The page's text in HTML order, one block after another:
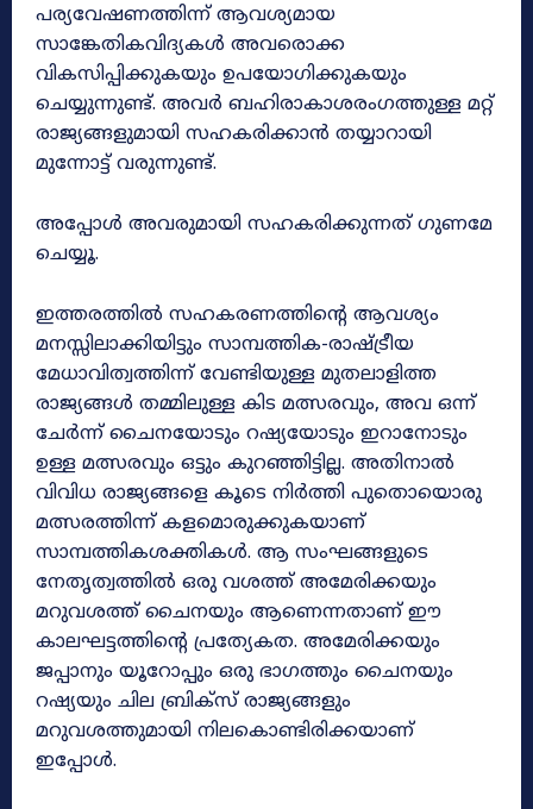
പര്യവേഷണത്തിന്ന് ആവശ്യമായ
സാങ്കേതികവിദ്യകൾ അവരൊക്ക
വികസിപ്പിക്കുകയും ഉപയോഗിക്കുകയും
ചെയ്യുന്നുണ്ട്. അവർ ബഹിരാകാശരംഗത്തുള്ള മറ്റ്
രാജ്യങ്ങളുമായി സഹകരിക്കാൻ തയ്യാറായി
മുന്നോട്ട് വരുന്നുണ്ട്.
അപ്പോൾ അവരുമായി സഹകരിക്കുന്നത് ഗുണമേ
ചെയ്യൂ.
ഇത്തരത്തിൽ സഹകരണത്തിന്റെ ആവശ്യം
മനസ്സിലാക്കിയിട്ടും സാമ്പത്തിക-രാഷ്ട്രീയ
മേധാവിത്വത്തിന്ന് വേണ്ടിയുള്ള മുതലാളിത്ത
രാജ്യങ്ങൾ തമ്മിലുള്ള കിട മത്സരവും, അവ ഒന്ന്
ചേർന്ന് ചൈനയോടും റഷ്യയോടും ഇറാനോടും
ഉള്ള മത്സരവും ഒട്ടും കുറഞ്ഞിട്ടില്ല. അതിനാൽ
വിവിധ രാജ്യങ്ങളെ കൂടെ നിർത്തി പുതൊയൊരു
മത്സരത്തിന്ന് കളമൊരുക്കുകയാണ്
സാമ്പത്തികശക്തികൾ. ആ സംഘങ്ങളുടെ
നേതൃത്വത്തിൽ ഒരു വശത്ത് അമേരിക്കയും
മറുവശത്ത് ചൈനയും ആണെന്നതാണ് ഈ
കാലഘട്ടത്തിന്റെ പ്രത്യേകത. അമേരിക്കയും
ജപ്പാനും യൂറോപ്പും ഒരു ഭാഗത്തും ചൈനയും
റഷ്യയും ചില ബ്രിക്സ് രാജ്യങ്ങളും
മറുവശത്തുമായി നിലകൊണ്ടിരിക്കയാണ്
ഇപ്പോൾ.